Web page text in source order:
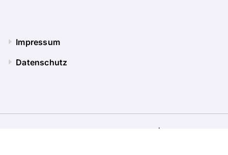
Impressum
Datenschutz